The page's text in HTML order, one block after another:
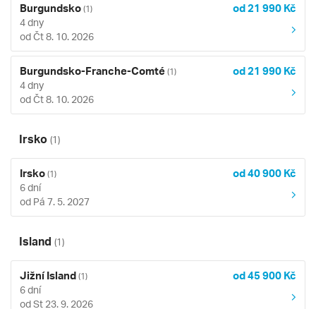
Burgundsko (1) od 21 990 Kč
4 dny
od Čt 8. 10. 2026
Burgundsko-Franche-Comté (1) od 21 990 Kč
4 dny
od Čt 8. 10. 2026
Irsko (1)
Irsko (1) od 40 900 Kč
6 dní
od Pá 7. 5. 2027
Island (1)
Jižní Island (1) od 45 900 Kč
6 dní
od St 23. 9. 2026